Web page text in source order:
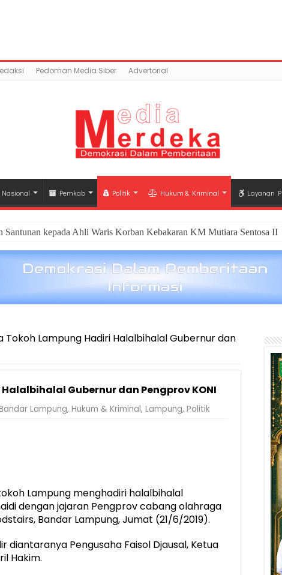
Pedoman Media Siber Advertorial
Nasional Pemkab Politik Hukum & Kriminal Layanan
Santunan kepada Ahli Waris Korban Kebakaran KM Mutiara Sentosa II
Tokoh Lampung Hadiri Halalbihalal Gubernur dan
Gubernur dan Pengprov KONI
Lampung, Hukum & Kriminal, Lampung, Politik
Lampung menghadiri halalbihalal
dengan jajaran Pengprov cabang olahraga
Bandar Lampung, Jumat (21/6/2019).
diantaranya Pengusaha Faisol Djausal, Ketua
Hakim.